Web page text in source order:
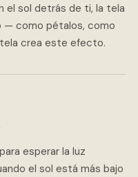
el sol detrás de ti, la tela
— como pétalos, como
crea este efecto.
esperar la luz
el sol está más bajo